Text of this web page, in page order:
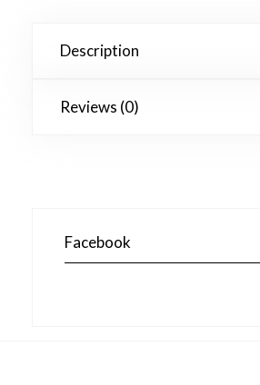
Description
Reviews (0)
Facebook